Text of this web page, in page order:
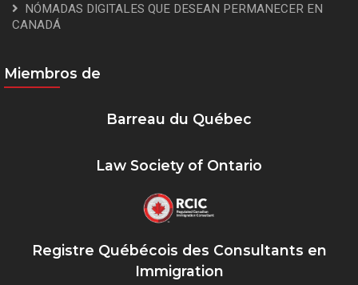
NÓMADAS DIGITALES QUE DESEAN PERMANECER EN
CANADÁ
Miembros de
Barreau du Québec
Law Society of Ontario
Registre Québécois des Consultants en
Immigration